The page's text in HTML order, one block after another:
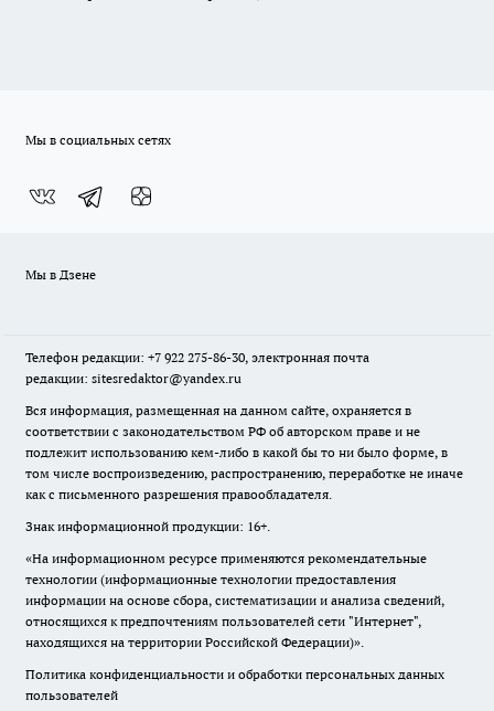
Мы в социальных сетях
Мы в Дзене
Телефон редакции: +7 922 275-86-30, электронная почта
редакции: sitesredaktor@yandex.ru
Вся информация, размещенная на данном сайте, охраняется в
соответствии с законодательством РФ об авторском праве и не
подлежит использованию кем-либо в какой бы то ни было форме, в
том числе воспроизведению, распространению, переработке не иначе
как с письменного разрешения правообладателя.
Знак информационной продукции: 16+.
«На информационном ресурсе применяются рекомендательные
технологии (информационные технологии предоставления
информации на основе сбора, систематизации и анализа сведений,
относящихся к предпочтениям пользователей сети "Интернет",
находящихся на территории Российской Федерации)».
Политика конфиденциальности и обработки персональных данных
пользователей